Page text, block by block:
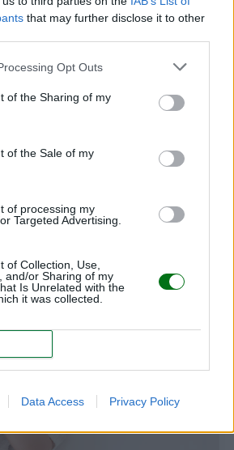
that may further disclose it to other
Opt Outs
of the Sharing of my
of the Sale of my
of processing my
Targeted Advertising.
of Collection, Use,
and/or Sharing of my
Is Unrelated with the
it was collected.
Data Access Privacy Policy
para niña: ¡55 nombres de
bebé únicos!